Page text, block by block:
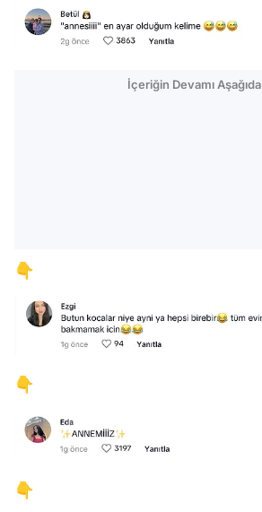
İçeriğin Devamı Aşağıda
👇
👇
👇